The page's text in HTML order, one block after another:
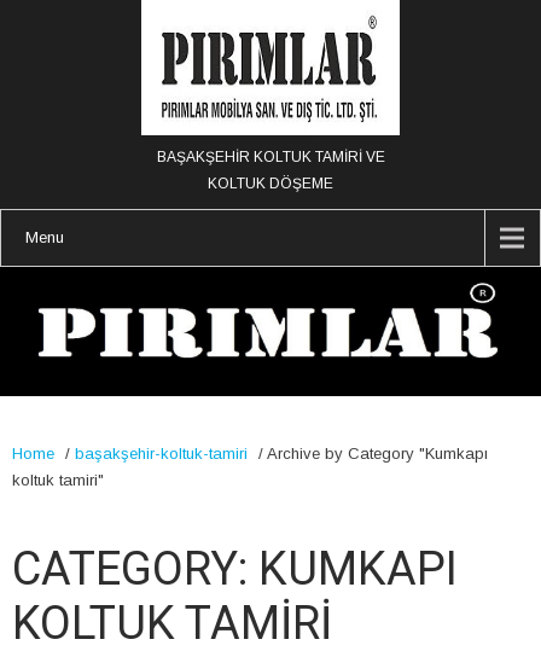
BAŞAKŞEHİR KOLTUK TAMİRİ VE
KOLTUK DÖŞEME
Menu
Home / başakşehir-koltuk-tamiri / Archive by Category "Kumkapı
koltuk tamiri"
CATEGORY: KUMKAPI
KOLTUK TAMIRI